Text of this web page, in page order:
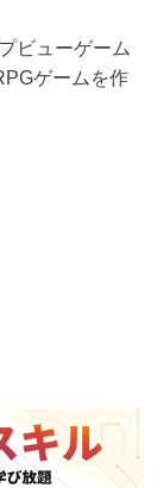
ビューゲーム
ゲームを作